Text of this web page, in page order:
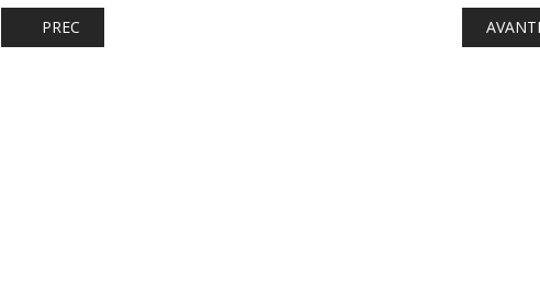
ARTICOLO PRECEDENTE: FERROVIE: SVIZZERA, STATO DEGLI
PREC AVANTI